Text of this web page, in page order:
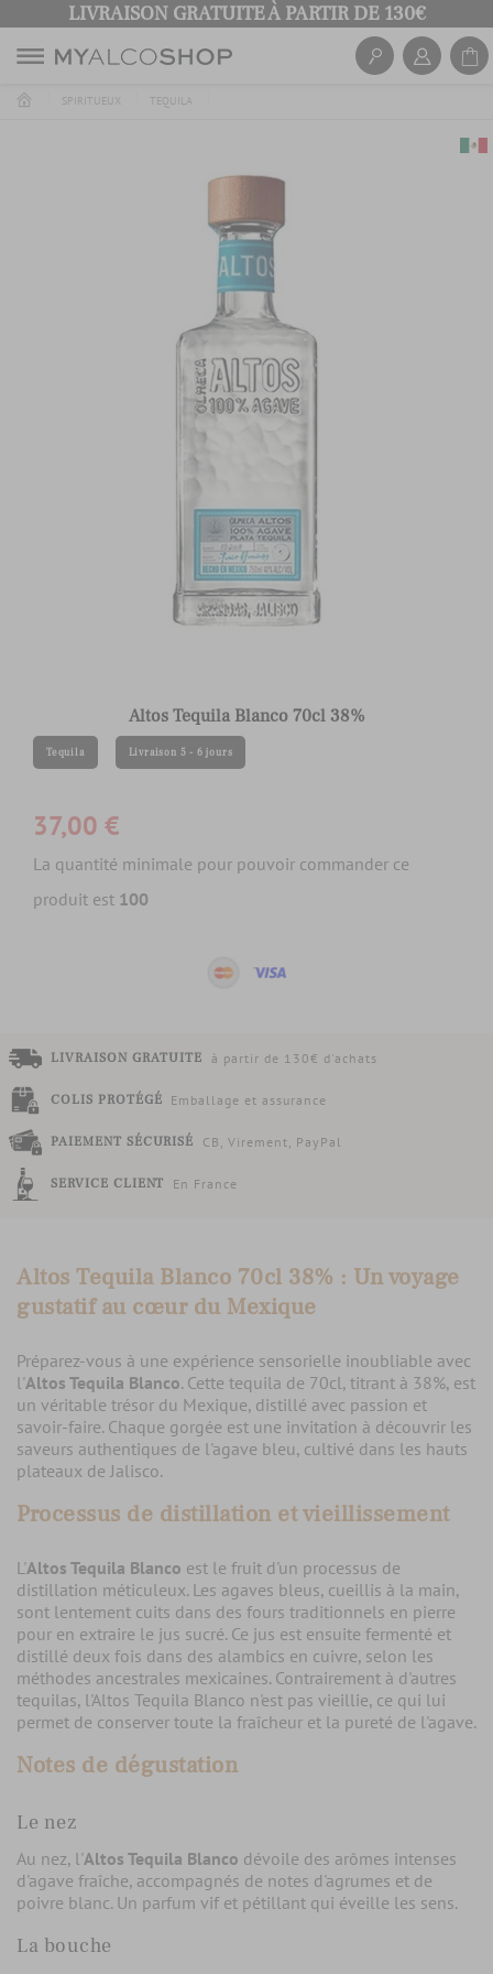
LIVRAISON GRATUITE À PARTIR DE 130€
SPIRITUEUX TEQUILA
Altos Tequila Blanco 70cl 38%
Tequila Livraison 5 - 6 jours
37,00 €
La quantité minimale pour pouvoir commander ce
produit est 100
LIVRAISON GRATUITE à partir de 130€ d'achats
COLIS PROTÉGÉ Emballage et assurance
PAIEMENT SÉCURISÉ CB, Virement, PayPal
SERVICE CLIENT En France
Altos Tequila Blanco 70cl 38% : Un voyage
gustatif au cœur du Mexique
Préparez-vous à une expérience sensorielle inoubliable avec
l'Altos Tequila Blanco. Cette tequila de 70cl, titrant à 38%, est
un véritable trésor du Mexique, distillé avec passion et
savoir-faire. Chaque gorgée est une invitation à découvrir les
saveurs authentiques de l'agave bleu, cultivé dans les hauts
plateaux de Jalisco.
Processus de distillation et vieillissement
L'Altos Tequila Blanco est le fruit d'un processus de
distillation méticuleux. Les agaves bleus, cueillis à la main,
sont lentement cuits dans des fours traditionnels en pierre
pour en extraire le jus sucré. Ce jus est ensuite fermenté et
distillé deux fois dans des alambics en cuivre, selon les
méthodes ancestrales mexicaines. Contrairement à d'autres
tequilas, l'Altos Tequila Blanco n'est pas vieillie, ce qui lui
permet de conserver toute la fraîcheur et la pureté de l'agave.
Notes de dégustation
Le nez
Au nez, l'Altos Tequila Blanco dévoile des arômes intenses
d'agave fraîche, accompagnés de notes d'agrumes et de
poivre blanc. Un parfum vif et pétillant qui éveille les sens.
La bouche